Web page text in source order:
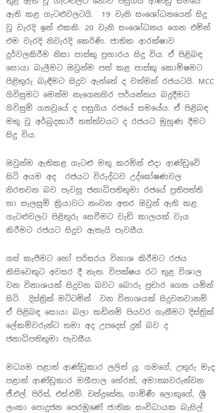
ඇති කළ ගැටළුවලටයි. 19 වැනි සංශෝධනයෙන් සිදු
වූ වැරදි ඉන් එකකි. 20 වැනි සංශෝධනය ගෙන එමින්
එම වැරදි නිවැරදි කෙරිණි. ජාතික ආරක්ෂාව
දුර්වලකිරීම නිසා පාස්කු ප්‍රහාරය සිදු විය. ඒ පිළිබඳ
සොයා බැලීමට ඔවුන්ම පත් කළ පාස්කු කොමිෂමට
පිළිතුරු බැඳීමට සිදුව ඇත්තේ ද වත්මන් රජයටයි. MCC
ගිවිසුමට මෙන්ම නැගෙනහිර පර්යන්තය බදුදීමට
ගිවිසුම් ගතවූයේ ද පසුගිය රජයේ සමයේය. ඒ පිළිබඳ
මතු වූ අර්බුදකාරී තත්ත්වයට ද රජයට මුහුණ දීමට
සිදු විය.
ඔවුන්ම ඇතිකළ ගැටළු මතු කරමින් එදා ආණ්ඩුවේ
සිටි අයම අද රජයට විරුද්ධව උද්ඝෝෂණවල
නිරතවන බව පැවසූ ජනාධිපතිතුමා රජයේ ප්‍රතිපත්ති
හා සැලසුම් ක්‍රියාවට නංවන අතර ඔවුන් ඇති කළ
ගැටළුවලට පිළිතුරු සෙවීමට වැඩි කාලයක් වැය
කිරීමට රජයට සිදුව ඇතැයි පැවසීය.
ගස් කැපීමට හෝ පරිසරය විනාශ කිරීමට රජය
කිසිවෙකුට අවසර දී නැත. විපක්ෂය රට තුළ විශාල
වන විනාශයක් සිදුවන බවට බොරු ප්‍රචාර ගෙන යමින්
සිටි. දිස්ත්‍රික් මට්ටමින් වන විනාශයක් සිදුවනවානම්
ඒ පිළිබඳ සොයා බලා කඩිනමි පියවර ගැනීමට දිස්ත්‍රික්
ලේකම්වරුන්ට තමා අද උපදෙස් දුන් බව ද
ජනාධිපතිතුමා පැවසීය.
මධ්‍යම පළාත් ආණ්ඩුකාර ලලිත් යූ. ගමගේ, උතුරු මැද
පළාත් ආණ්ඩුකාර මහීපාල හේරත්, අමාත්‍යවරුන්වන
ජී.එල්. පිරිස්, එස්.එම්. චන්ද්‍රසේන, ගාමිණී ලොකුගේ, ශ්‍රී
ලංකා පොදුජන පෙරමුණේ ජාතික සංවිධායක බැසිල්